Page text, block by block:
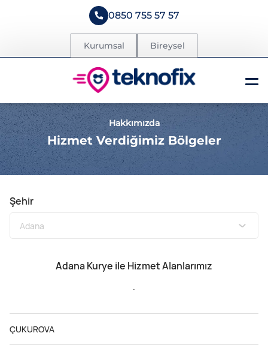
0850 755 57 57
Kurumsal Bireysel
Hakkımızda
Hizmet Verdiğimiz Bölgeler
Şehir
AdanaKurye ile Hizmet Alanlarımız
.
ÇUKUROVA